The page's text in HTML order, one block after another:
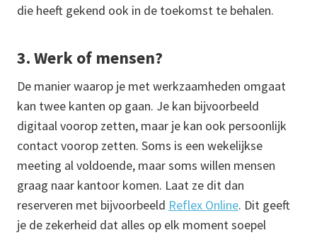
die heeft gekend ook in de toekomst te behalen.
3. Werk of mensen?
De manier waarop je met werkzaamheden omgaat
kan twee kanten op gaan. Je kan bijvoorbeeld
digitaal voorop zetten, maar je kan ook persoonlijk
contact voorop zetten. Soms is een wekelijkse
meeting al voldoende, maar soms willen mensen
graag naar kantoor komen. Laat ze dit dan
reserveren met bijvoorbeeld Reflex Online. Dit geeft
je de zekerheid dat alles op elk moment soepel